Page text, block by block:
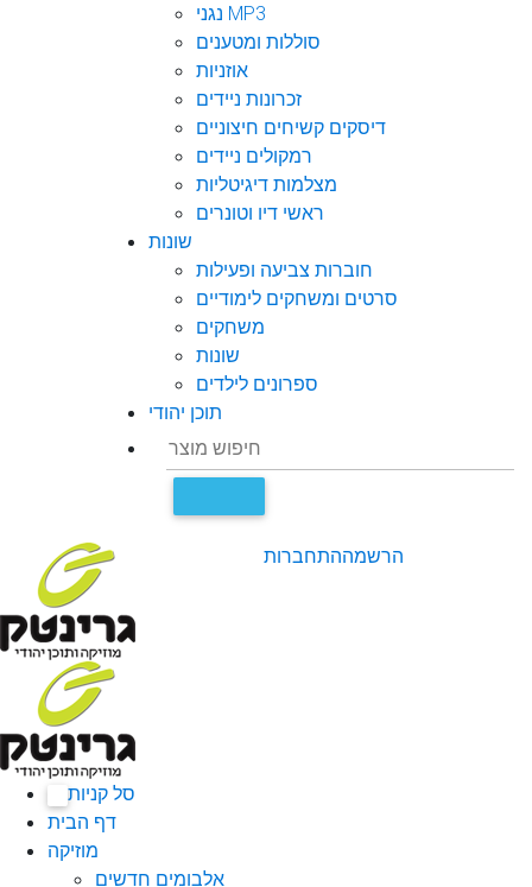
נגני MP3
סוללות ומטענים
אוזניות
זכרונות ניידים
דיסקים קשיחים חיצוניים
רמקולים ניידים
מצלמות דיגיטליות
ראשי דיו וטונרים
שונות
חוברות צביעה ופעילות
סרטים ומשחקים לימודיים
משחקים
שונות
ספרונים לילדים
תוכן יהודי
התחברותהרשמה
סל קניות
דף הבית
מוזיקה
אלבומים חדשים